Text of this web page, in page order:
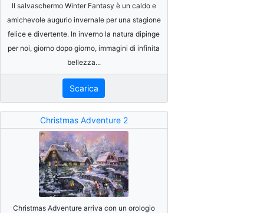
Il salvaschermo Winter Fantasy è un caldo e
amichevole augurio invernale per una stagione
felice e divertente. In inverno la natura dipinge
per noi, giorno dopo giorno, immagini di infinita
bellezza...
Scarica
Christmas Adventure 2
Christmas Adventure arriva con un orologio